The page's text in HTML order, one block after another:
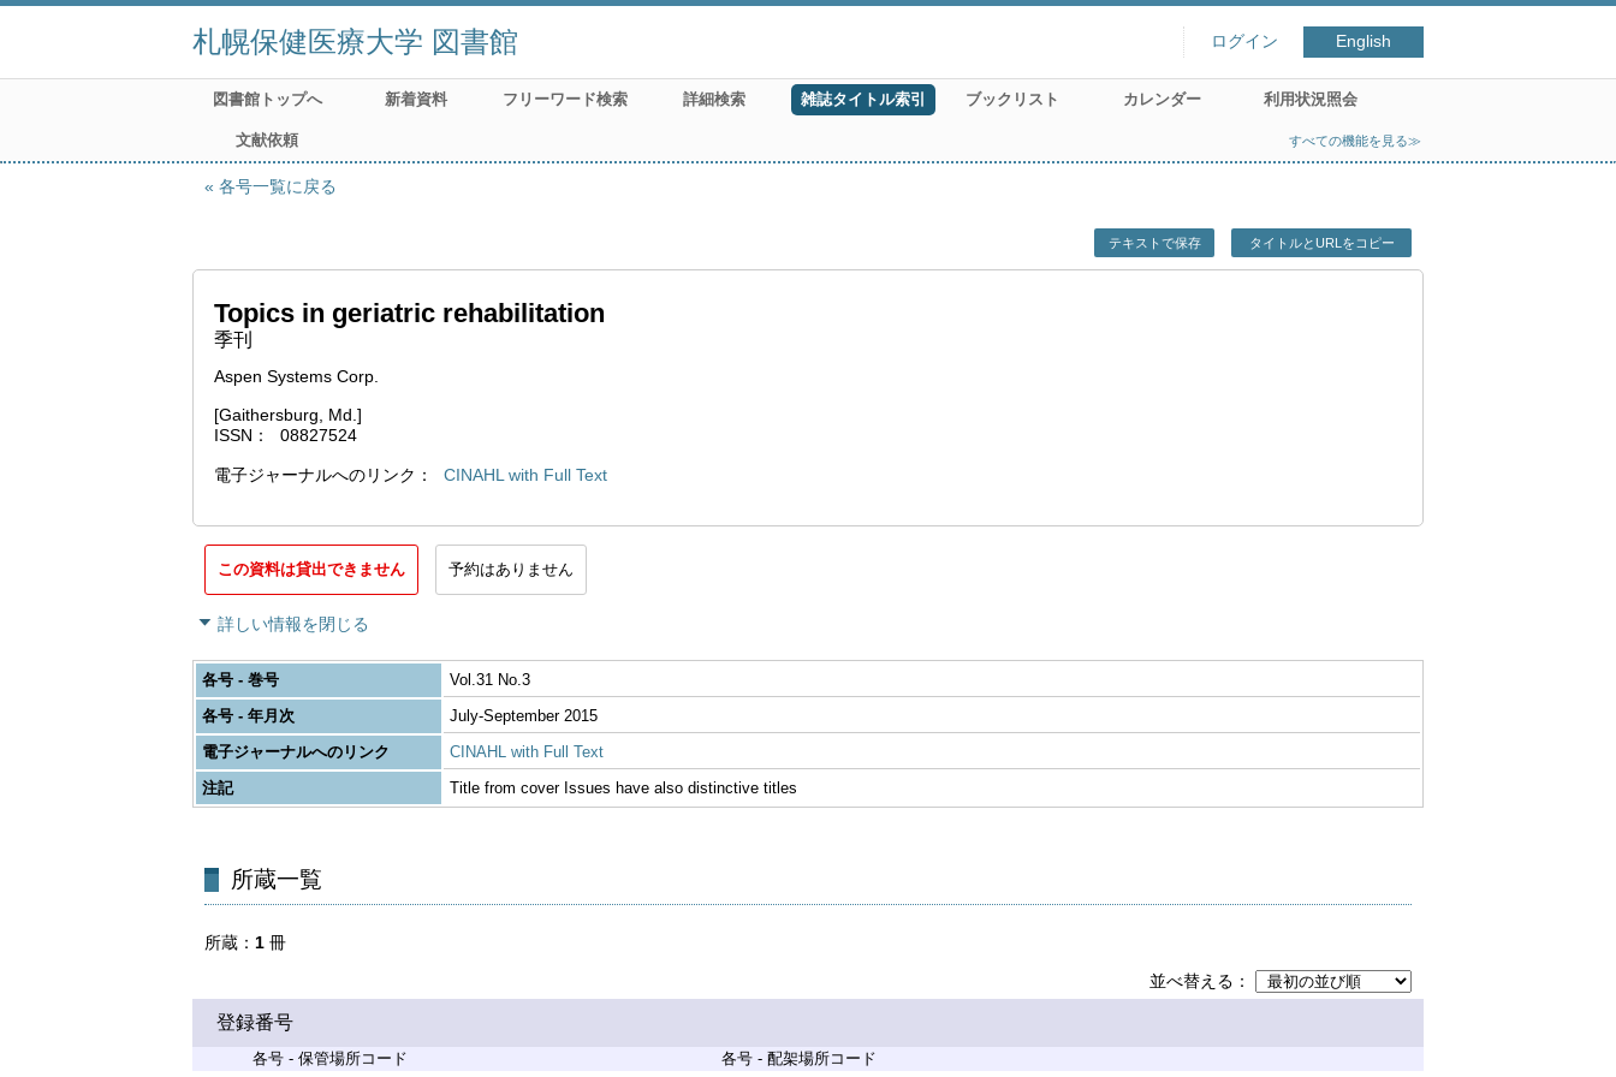
札幌保健医療大学 図書館 ログイン English
図書館トップへ 新着資料 フリーワード検索 詳細検索 雑誌タイトル索引 ブックリスト カレンダー 利用状況照会
文献依頼 すべての機能を見る≫
各号一覧に戻る
テキストで保存 タイトルとURLをコピー
Topics in geriatric rehabilitation
季刊
Aspen Systems Corp.
[Gaithersburg, Md.]
ISSN
08827524
電子ジャーナルへのリンク CINAHL with Full Text
この資料は貸出できません 予約はありません
詳しい情報を閉じる
各号 - 巻号
Vol.31 No.3
各号 - 年月次
July-September 2015
電子ジャーナルへのリンク
CINAHL with Full Text
注記
Title from cover Issues have also distinctive titles
所蔵一覧
所蔵 1 冊
並べ替える
登録番号
各号 - 保管場所コード 各号 - 配架場所コード